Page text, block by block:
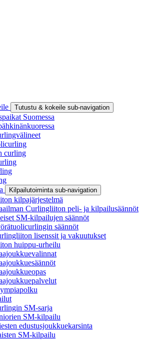
Tutustu & kokeile sub-navigation
Suomessa
curling
Kilpailutoiminta sub-navigation
kilpajärjestelmä
Curlingliiton peli- ja kilpailusäännöt
SM-kilpailujen säännöt
säännöt
lisenssit ja vakuutukset
huippu-urheilu
SM-sarja
SM-kilpailu
edustusjoukkuekarsinta
SM-kilpailu